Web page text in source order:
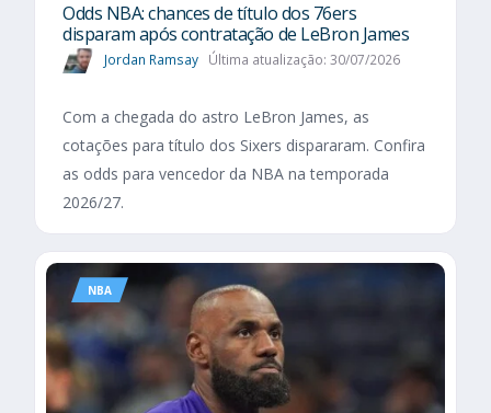
Odds NBA: chances de título dos 76ers
disparam após contratação de LeBron James
Jordan Ramsay Última atualização: 30/07/2026
Com a chegada do astro LeBron James, as
cotações para título dos Sixers dispararam. Confira
as odds para vencedor da NBA na temporada
2026/27.
NBA